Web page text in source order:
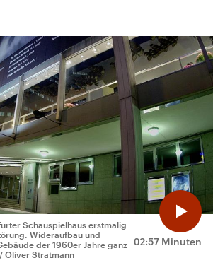
02:57 Minuten
Schauspielhaus erstmalig
Wideraufbau und
der 1960er Jahre ganz
Oliver Stratmann